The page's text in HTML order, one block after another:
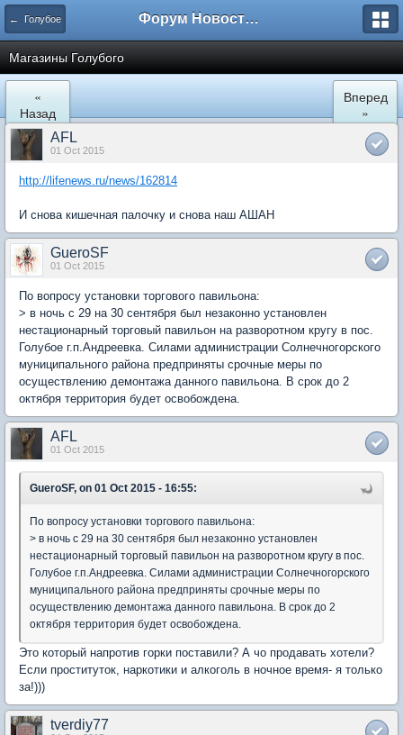
← Голубое Форум Новостройки
Магазины Голубого
«
Назад
Вперед
»
AFL
01 Oct 2015
http://lifenews.ru/news/162814
И снова кишечная палочку и снова наш АШАН
GueroSF
01 Oct 2015
По вопросу установки торгового павильона:
> в ночь с 29 на 30 сентября был незаконно установлен
нестационарный торговый павильон на разворотном кругу в пос.
Голубое г.п.Андреевка. Силами администрации Солнечногорского
муниципального района предприняты срочные меры по
осуществлению демонтажа данного павильона. В срок до 2
октября территория будет освобождена.
AFL
01 Oct 2015
GueroSF, on 01 Oct 2015 - 16:55:
По вопросу установки торгового павильона:
> в ночь с 29 на 30 сентября был незаконно установлен
нестационарный торговый павильон на разворотном кругу в пос.
Голубое г.п.Андреевка. Силами администрации Солнечногорского
муниципального района предприняты срочные меры по
осуществлению демонтажа данного павильона. В срок до 2
октября территория будет освобождена.
Это который напротив горки поставили? А чо продавать хотели?
Если проституток, наркотики и алкоголь в ночное время- я только
за!)))
tverdiy77